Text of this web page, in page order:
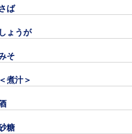
ば
しょうが
そ
＜煮汁＞
糖